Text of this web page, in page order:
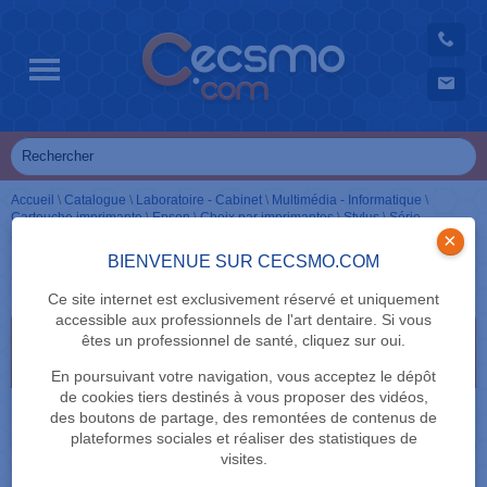
BIENVENUE SUR CECSMO.COM
Ce site internet est exclusivement réservé et uniquement
accessible aux professionnels de l'art dentaire. Si vous
êtes un professionnel de santé, cliquez sur oui.
En poursuivant votre navigation, vous acceptez le dépôt
de cookies tiers destinés à vous proposer des vidéos,
des boutons de partage, des remontées de contenus de
plateformes sociales et réaliser des statistiques de
visites.
×
Accueil \ Catalogue \ Laboratoire - Cabinet \ Multimédia - Informatique \
Cartouche imprimante\Epson\Choix par imprimantes\Stylus\Série
Sélectionnez vos critères de recherche en cliquant